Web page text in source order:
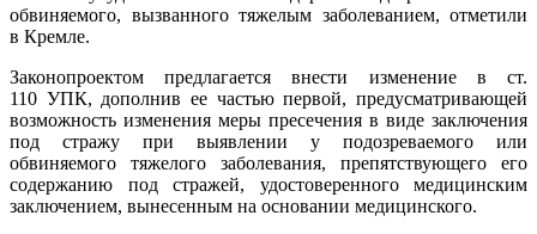
обвиняемого, вызванного тяжелым заболеванием, отметили
в Кремле.
Законопроектом предлагается внести изменение в ст.
110 УПК, дополнив ее частью первой, предусматривающей
возможность изменения меры пресечения в виде заключения
под стражу при выявлении у подозреваемого или
обвиняемого тяжелого заболевания, препятствующего его
содержанию под стражей, удостоверенного медицинским
заключением, вынесенным на основании медицинского.